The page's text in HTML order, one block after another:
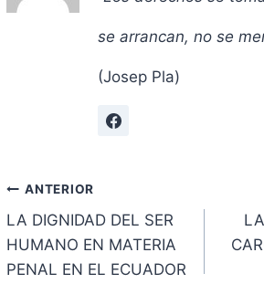
se arrancan, no se
(Josep Pla)
Navegación
de
entradas
ANTERIOR
LA DIGNIDAD DEL SER
HUMANO EN MATERIA
PENAL EN EL ECUADOR